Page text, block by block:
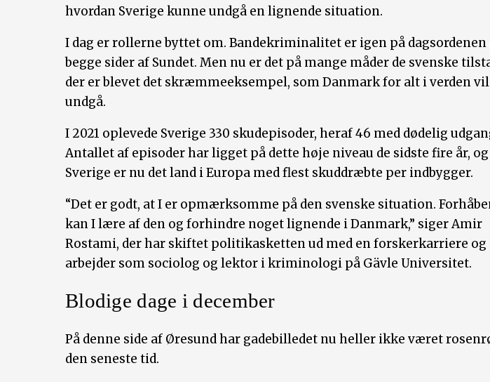
hvordan Sverige kunne undgå en lignende situation.
I dag er rollerne byttet om. Bandekriminalitet er igen på dagsordenen
begge sider af Sundet. Men nu er det på mange måder de svenske
der er blevet det skræmmeeksempel, som Danmark for alt i verden vil
undgå.
I 2021 oplevede Sverige 330 skudepisoder, heraf 46 med dødelig
Antallet af episoder har ligget på dette høje niveau de sidste fire år, og
Sverige er nu det land i Europa med flest skuddræbte per indbygger.
“Det er godt, at I er opmærksomme på den svenske situation.
kan I lære af den og forhindre noget lignende i Danmark,” siger Amir
Rostami, der har skiftet politikasketten ud med en forskerkarriere og
arbejder som sociolog og lektor i kriminologi på Gävle Universitet.
Blodige dage i december
På denne side af Øresund har gadebilledet nu heller ikke været
den seneste tid.